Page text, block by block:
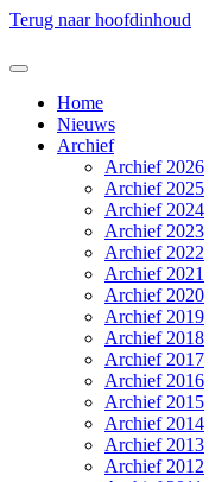
Terug naar hoofdinhoud
Home
Nieuws
Archief
Archief 2026
Archief 2025
Archief 2024
Archief 2023
Archief 2022
Archief 2021
Archief 2020
Archief 2019
Archief 2018
Archief 2017
Archief 2016
Archief 2015
Archief 2014
Archief 2013
Archief 2012